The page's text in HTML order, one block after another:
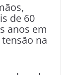
de 60
anos em
na